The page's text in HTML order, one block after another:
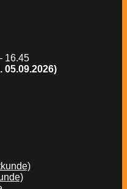
16.45
05.09.2026)